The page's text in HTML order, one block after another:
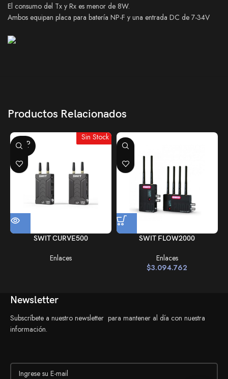
El consumo del Tx y Rx es menor de 8W.
Ambos equipan placa para batería NP-F y una entrada DC de 7-34V
Productos Relacionados
SOLD
OUT
Sin Stock
SWIT CURVE500
Enlaces
SWIT FLOW2000
Enlaces
$3.094.762
Newsletter
Subscríbete a nuestro newsletter para mantener al día con nuestra
información.